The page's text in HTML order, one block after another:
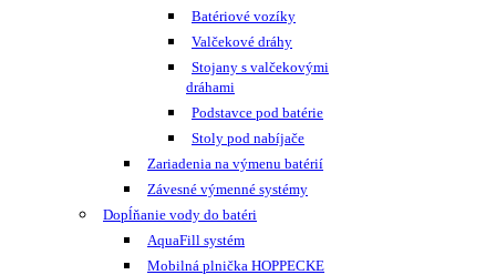
Batériové vozíky
Valčekové dráhy
Stojany s valčekovými
dráhami
Podstavce pod batérie
Stoly pod nabíjače
Zariadenia na výmenu batérií
Závesné výmenné systémy
Dopĺňanie vody do batéri
AquaFill systém
Mobilná plnička HOPPECKE